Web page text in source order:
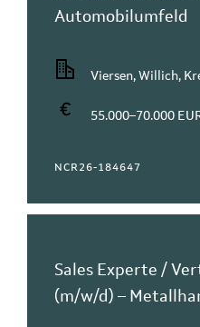
Automobilumfeld
Viersen, Willich,
55.000–70.000
NCR26-184647
Sales Experte /
(m/w/d) –